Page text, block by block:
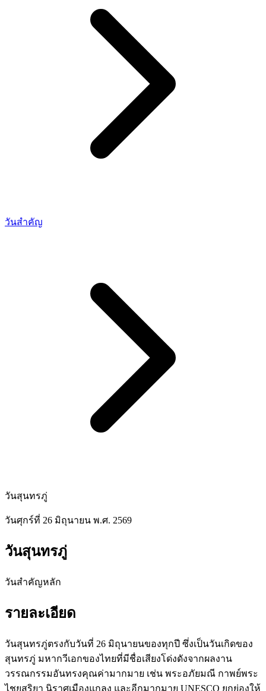
วันสำคัญ
วันสุนทรภู่
วันศุกร์ที่ 26 มิถุนายน พ.ศ. 2569
วันสุนทรภู่
วันสำคัญหลัก
รายละเอียด
วันสุนทรภู่ตรงกับวันที่ 26 มิถุนายนของทุกปี ซึ่งเป็นวันเกิดของ
สุนทรภู่ มหากวีเอกของไทยที่มีชื่อเสียงโด่งดังจากผลงาน
วรรณกรรมอันทรงคุณค่ามากมาย เช่น พระอภัยมณี กาพย์พระ
ไชยสุริยา นิราศเมืองแกลง และอีกมากมาย UNESCO ยกย่องให้